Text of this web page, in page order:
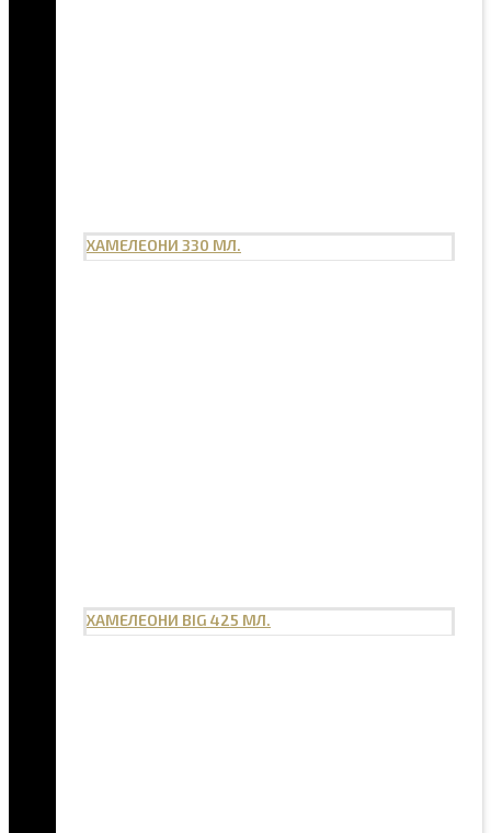
ХАМЕЛЕОНИ 330 МЛ.
ХАМЕЛЕОНИ BIG 425 МЛ.